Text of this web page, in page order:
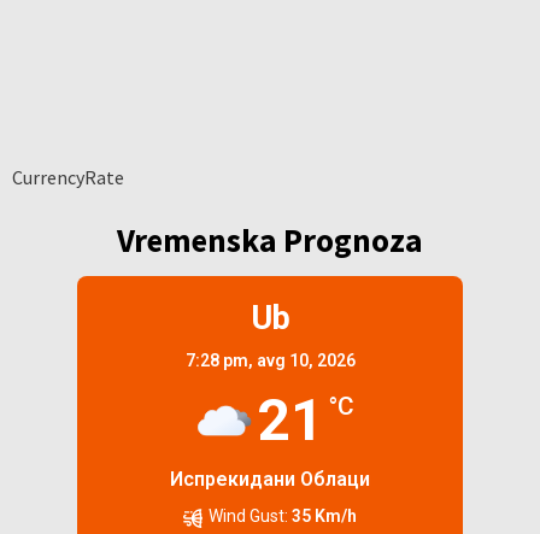
CurrencyRate
Vremenska Prognoza
Ub
7:28 pm, avg 10, 2026
21 °C
Испрекидани Облаци
Wind Gust: 35 Km/h